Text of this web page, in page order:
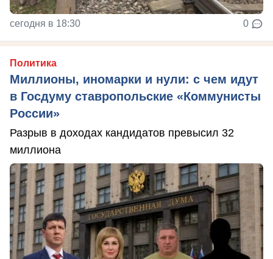
сегодня в 18:30 0
Политика
Миллионы, иномарки и нули: с чем идут
в Госдуму ставропольские «Коммунисты
России»
Разрыв в доходах кандидатов превысил 32
миллиона